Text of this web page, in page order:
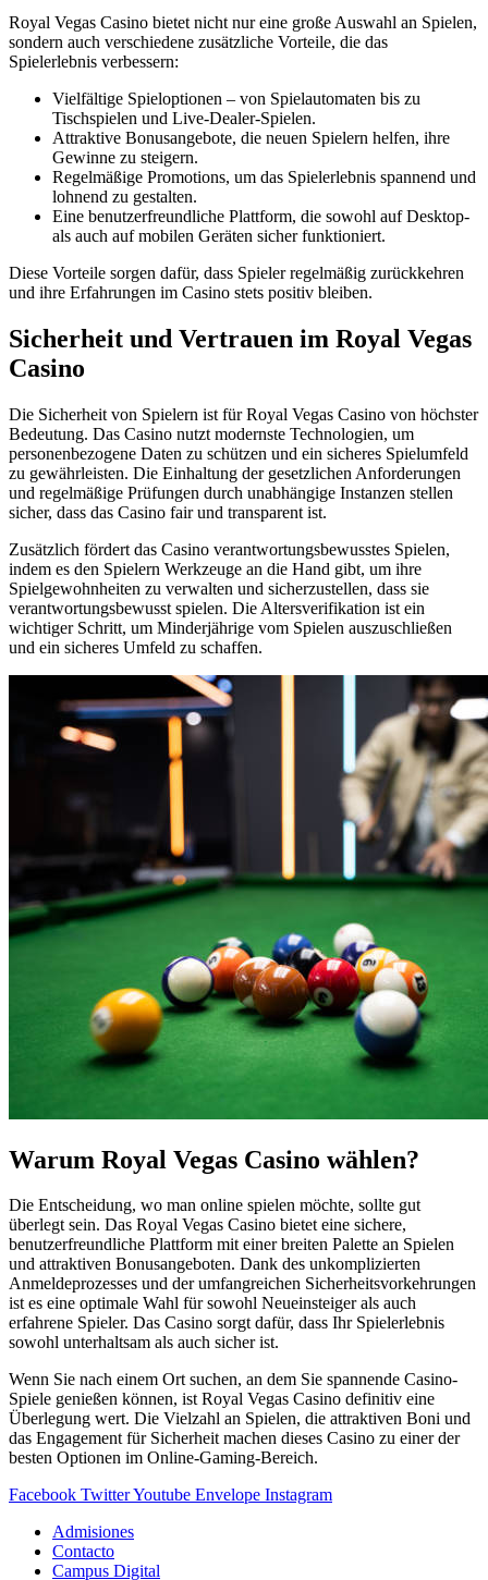
Royal Vegas Casino bietet nicht nur eine große Auswahl an Spielen,
sondern auch verschiedene zusätzliche Vorteile, die das
Spielerlebnis verbessern:
Vielfältige Spieloptionen – von Spielautomaten bis zu
Tischspielen und Live-Dealer-Spielen.
Attraktive Bonusangebote, die neuen Spielern helfen, ihre
Gewinne zu steigern.
Regelmäßige Promotions, um das Spielerlebnis spannend und
lohnend zu gestalten.
Eine benutzerfreundliche Plattform, die sowohl auf Desktop-
als auch auf mobilen Geräten sicher funktioniert.
Diese Vorteile sorgen dafür, dass Spieler regelmäßig zurückkehren
und ihre Erfahrungen im Casino stets positiv bleiben.
Sicherheit und Vertrauen im Royal Vegas
Casino
Die Sicherheit von Spielern ist für Royal Vegas Casino von höchster
Bedeutung. Das Casino nutzt modernste Technologien, um
personenbezogene Daten zu schützen und ein sicheres Spielumfeld
zu gewährleisten. Die Einhaltung der gesetzlichen Anforderungen
und regelmäßige Prüfungen durch unabhängige Instanzen stellen
sicher, dass das Casino fair und transparent ist.
Zusätzlich fördert das Casino verantwortungsbewusstes Spielen,
indem es den Spielern Werkzeuge an die Hand gibt, um ihre
Spielgewohnheiten zu verwalten und sicherzustellen, dass sie
verantwortungsbewusst spielen. Die Altersverifikation ist ein
wichtiger Schritt, um Minderjährige vom Spielen auszuschließen
und ein sicheres Umfeld zu schaffen.
Warum Royal Vegas Casino wählen?
Die Entscheidung, wo man online spielen möchte, sollte gut
überlegt sein. Das Royal Vegas Casino bietet eine sichere,
benutzerfreundliche Plattform mit einer breiten Palette an Spielen
und attraktiven Bonusangeboten. Dank des unkomplizierten
Anmeldeprozesses und der umfangreichen Sicherheitsvorkehrungen
ist es eine optimale Wahl für sowohl Neueinsteiger als auch
erfahrene Spieler. Das Casino sorgt dafür, dass Ihr Spielerlebnis
sowohl unterhaltsam als auch sicher ist.
Wenn Sie nach einem Ort suchen, an dem Sie spannende Casino-
Spiele genießen können, ist Royal Vegas Casino definitiv eine
Überlegung wert. Die Vielzahl an Spielen, die attraktiven Boni und
das Engagement für Sicherheit machen dieses Casino zu einer der
besten Optionen im Online-Gaming-Bereich.
Facebook TwitterYoutube Envelope Instagram
Admisiones
Contacto
Campus Digital